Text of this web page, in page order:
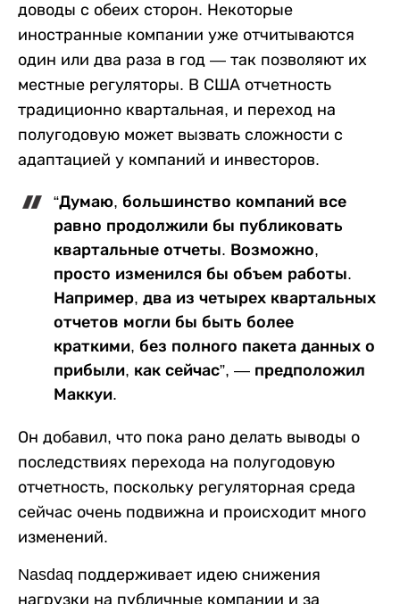
доводы с обеих сторон. Некоторые
иностранные компании уже отчитываются
один или два раза в год — так позволяют их
местные регуляторы. В США отчетность
традиционно квартальная, и переход на
полугодовую может вызвать сложности с
адаптацией у компаний и инвесторов.
“Думаю, большинство компаний все
равно продолжили бы публиковать
квартальные отчеты. Возможно,
просто изменился бы объем работы.
Например, два из четырех квартальных
отчетов могли бы быть более
краткими, без полного пакета данных о
прибыли, как сейчас”, — предположил
Маккуи.
Он добавил, что пока рано делать выводы о
последствиях перехода на полугодовую
отчетность, поскольку регуляторная среда
сейчас очень подвижна и происходит много
изменений.
Nasdaq поддерживает идею снижения
нагрузки на публичные компании и за